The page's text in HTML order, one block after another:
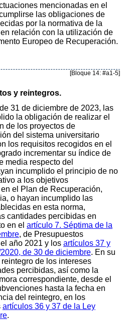
mencionadas en el
las obligaciones de
por la normativa de la
relación con la utilización de
Europeo de Recuperación.
[Bloque 14: #a1-5]
y reintegros.
31 de diciembre de 2023, las
la obligación de realizar el
de los proyectos de
del sistema universitario
los requisitos recogidos en el
incrementar su índice de
media respecto del
incumplido el principio de no
a los objetivos
el Plan de Recuperación,
o hayan incumplido las
en esta norma,
cantidades percibidas en
en el artículo 7. Séptima de la
, de Presupuestos
año 2021 y los artículos 37 y
de 30 de diciembre. En su
de los intereses
percibidas, así como la
correspondiente, desde el
hasta la fecha en
del reintegro, en los
artículos 36 y 37 de la Ley
.